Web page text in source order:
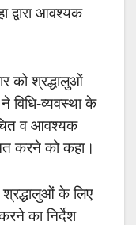
द्वारा आवश्यक
को श्रद्धालुओं
विधि-व्यवस्था के
व आवश्यक
करने को कहा।
श्रद्धालुओं के लिए
का निर्देश